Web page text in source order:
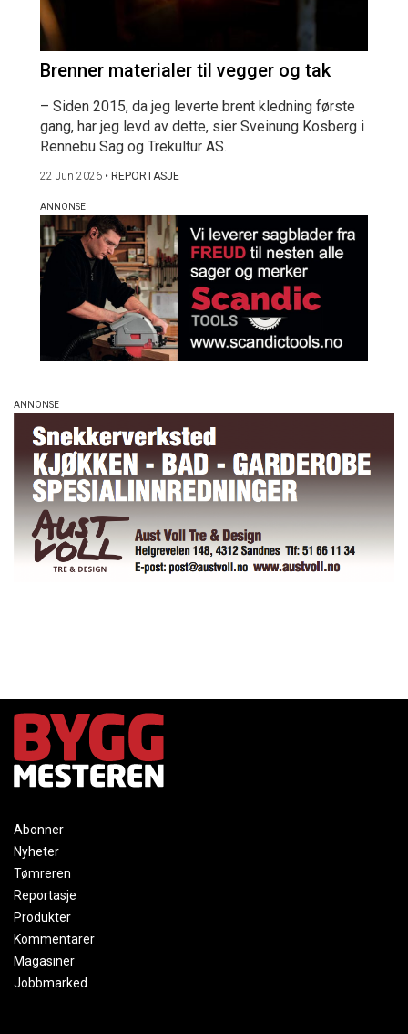
Brenner materialer til vegger og tak
– Siden 2015, da jeg leverte brent kledning første
gang, har jeg levd av dette, sier Sveinung Kosberg i
Rennebu Sag og Trekultur AS.
22 Jun 2026 • REPORTASJE
Abonner
Nyheter
Tømreren
Reportasje
Produkter
Kommentarer
Magasiner
Jobbmarked